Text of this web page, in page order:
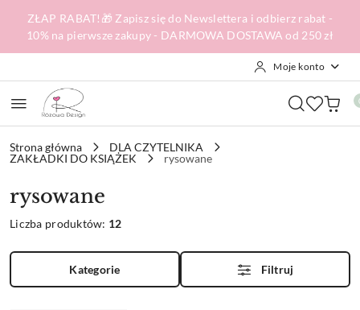
Przejdź do treści głównej
Przejdź do wyszukiwarki
Przejdź do moje konto
Przejdź do menu głównego
Przejdź do stopki
ZŁAP RABAT!🎁 Zapisz się do Newslettera i odbierz rabat -
10% na pierwsze zakupy - DARMOWA DOSTAWA od 250 zł
Moje konto
Strona główna
DLA CZYTELNIKA
ZAKŁADKI DO KSIĄŻEK
rysowane
rysowane
Liczba produktów: 12
Kategorie Filtruj